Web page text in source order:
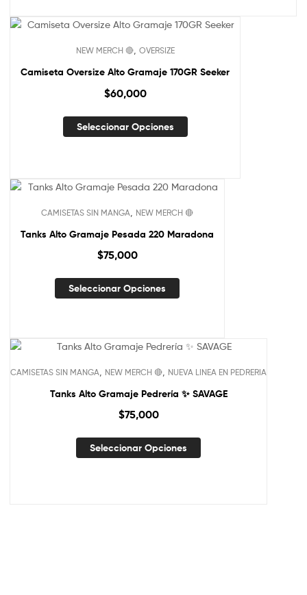
NEW MERCH 🔴, OVERSIZE
Camiseta Oversize Alto Gramaje 170GR Seeker
$60,000
Seleccionar Opciones
CAMISETAS SIN MANGA NEW MERCH 🔴
Tanks Alto Gramaje Pesada 220 Maradona
$75,000
Seleccionar Opciones
CAMISETAS SIN MANGA NEW MERCH 🔴 NUEVA LINEA EN PEDRERIA
Tanks Alto Gramaje Pedrería ✨ SAVAGE
$75,000
Seleccionar Opciones